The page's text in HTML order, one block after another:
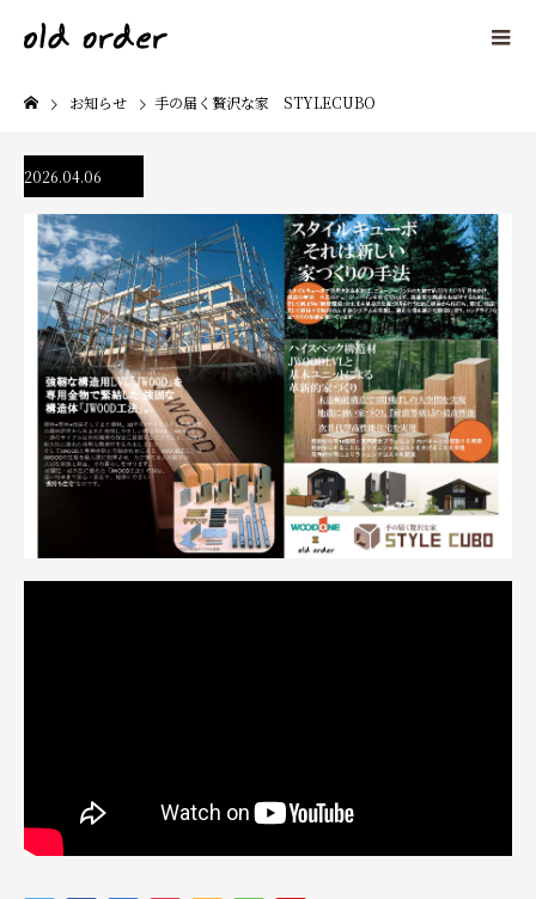
お知らせ 手の届く贅沢な家 STYLECUBO
2026.04.06